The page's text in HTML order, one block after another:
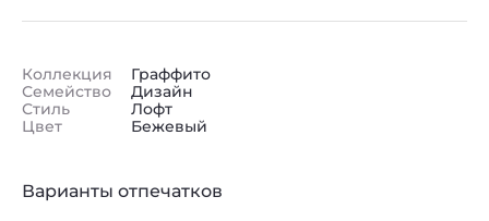
Коллекция
Семейство
Стиль
Цвет
Граффито
Дизайн
Лофт
Бежевый
Варианты отпечатков